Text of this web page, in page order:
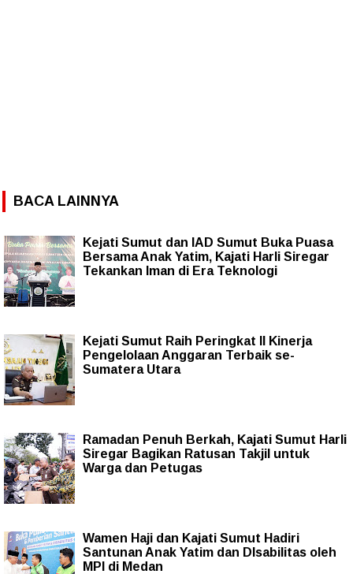
BACA LAINNYA
Kejati Sumut dan IAD Sumut Buka Puasa
Bersama Anak Yatim, Kajati Harli Siregar
Tekankan Iman di Era Teknologi
Kejati Sumut Raih Peringkat II Kinerja
Pengelolaan Anggaran Terbaik se-
Sumatera Utara
Ramadan Penuh Berkah, Kajati Sumut Harli
Siregar Bagikan Ratusan Takjil untuk
Warga dan Petugas
Wamen Haji dan Kajati Sumut Hadiri
Santunan Anak Yatim dan DIsabilitas oleh
MPI di Medan